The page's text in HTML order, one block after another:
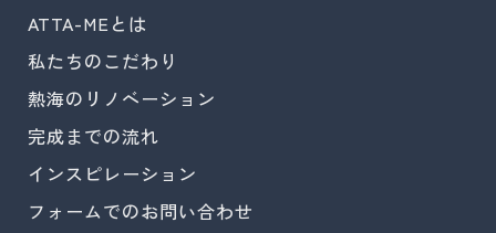
ATTA-MEとは
私たちのこだわり
熱海のリノベーション
完成までの流れ
インスピレーション
フォームでのお問い合わせ